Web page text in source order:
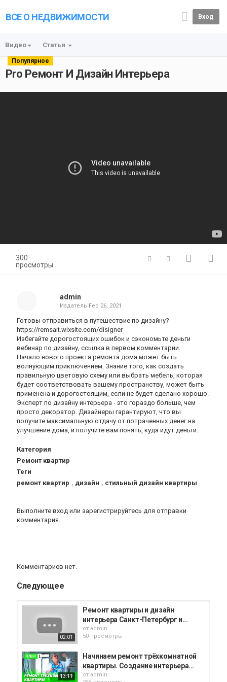
ВСЕ О НЕДВИЖИМОСТИ Вход
Видео Статьи
Популярное
Pro Ремонт И Дизайн Интерьера
300
просмотры
admin
Издатель Feb 26, 2021
Готовы отправиться в путешествие по дизайну?
https://remsait.wixsite.com/disigner
Избегайте дорогостоящих ошибок и сэкономьте деньги
вебинар по дизайну, ссылка в первом комментарии.
Начало нового проекта ремонта дома может быть
волнующим приключением. Знание того, как создать
правильную цветовую схему или выбрать мебель, которая
будет соответствовать вашему пространству, может быть
применена и дорогостоящим, если не будет сделано хорошо.
Эксперт по дизайну интерьера - это гораздо больше, чем
просто декоратор. Дизайнеры гарантируют, что вы
получите максимальную отдачу от потраченных денег на
улучшение дома, и получите вам понять, куда идут деньги.
Категория
Ремонт квартир
Теги
ремонт квартир , дизайн , стильный дизайн квартиры
Выполните вход или зарегистрируйтесь для отправки
комментария.
Комментариев нет.
Следующее
02:01
Ремонт квартиры и дизайн
интерьера Санкт-Петербург и...
от admin
50 просмотры
13:11
Начинаем ремонт трёхкомнатной
квартиры. Создание интерьера...
от admin